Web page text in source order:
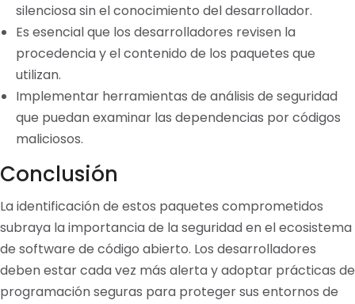
silenciosa sin el conocimiento del desarrollador.
Es esencial que los desarrolladores revisen la
procedencia y el contenido de los paquetes que
utilizan.
Implementar herramientas de análisis de seguridad
que puedan examinar las dependencias por códigos
maliciosos.
Conclusión
La identificación de estos paquetes comprometidos
subraya la importancia de la seguridad en el ecosistema
de software de código abierto. Los desarrolladores
deben estar cada vez más alerta y adoptar prácticas de
programación seguras para proteger sus entornos de